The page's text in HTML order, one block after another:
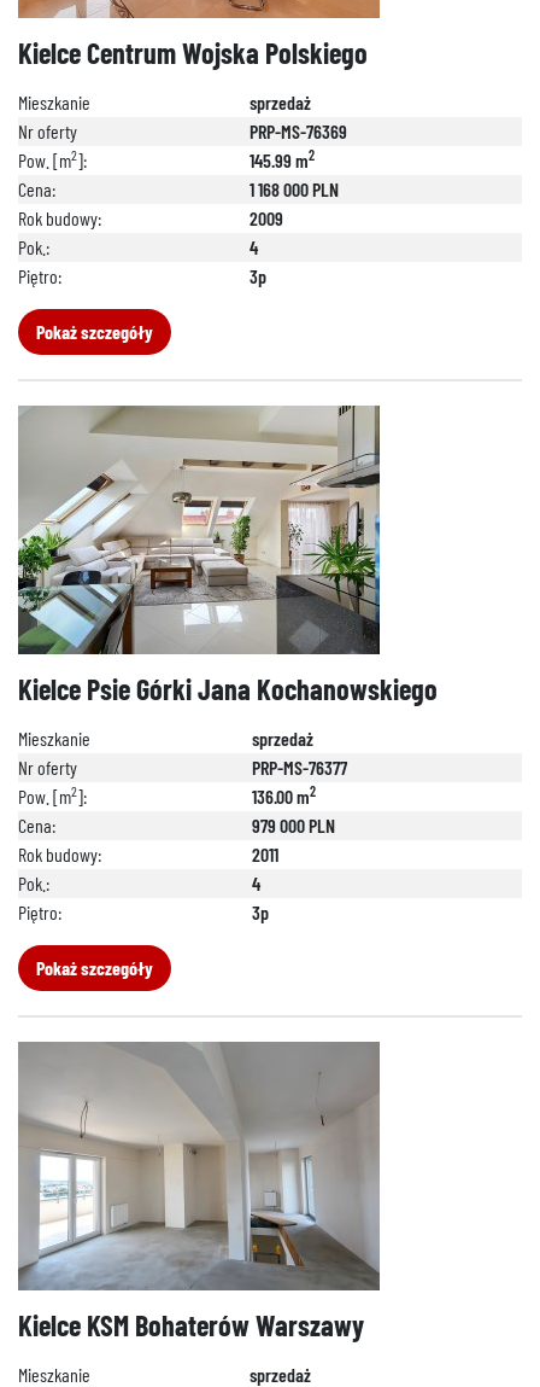
Kielce Centrum Wojska Polskiego
Mieszkanie
sprzedaż
Nr oferty
PRP-MS-76369
Pow. [m2]: 145.99 m2
Cena:
1 168 000 PLN
Rok budowy:
2009
Pok.:
4
Piętro:
3p
Pokaż szczegóły
Kielce Psie Górki Jana Kochanowskiego
Mieszkanie
sprzedaż
Nr oferty
PRP-MS-76377
Pow. [m2]: 136.00 m2
Cena:
979 000 PLN
Rok budowy:
2011
Pok.:
4
Piętro:
3p
Pokaż szczegóły
Kielce KSM Bohaterów Warszawy
Mieszkanie sprzedaż